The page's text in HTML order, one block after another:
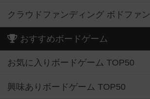
クラウドファンディング ボドファン
おすすめボードゲーム
お気に入りボードゲーム TOP50
興味ありボードゲーム TOP50